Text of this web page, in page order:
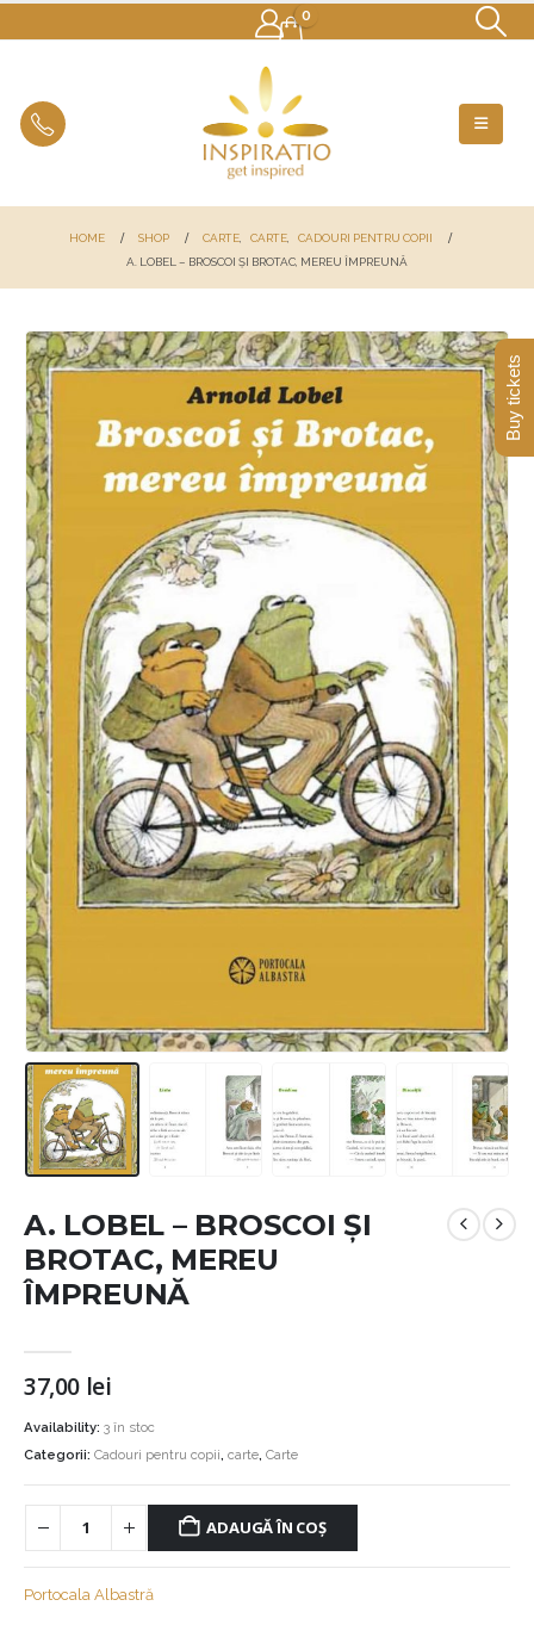
0
HOME SHOP CARTE, CARTE,
CADOURI PENTRU COPII
A. LOBEL – BROSCOI ȘI BROTAC, MEREU ÎMPREUNĂ
A. LOBEL – BROSCOI ȘI
BROTAC, MEREU
ÎMPREUNĂ
37,00 lei
Availability: 3 în stoc
Categorii: Cadouri pentru copii, carte, Carte
ADAUGĂ ÎN COȘ
Portocala Albastră
Buy tickets